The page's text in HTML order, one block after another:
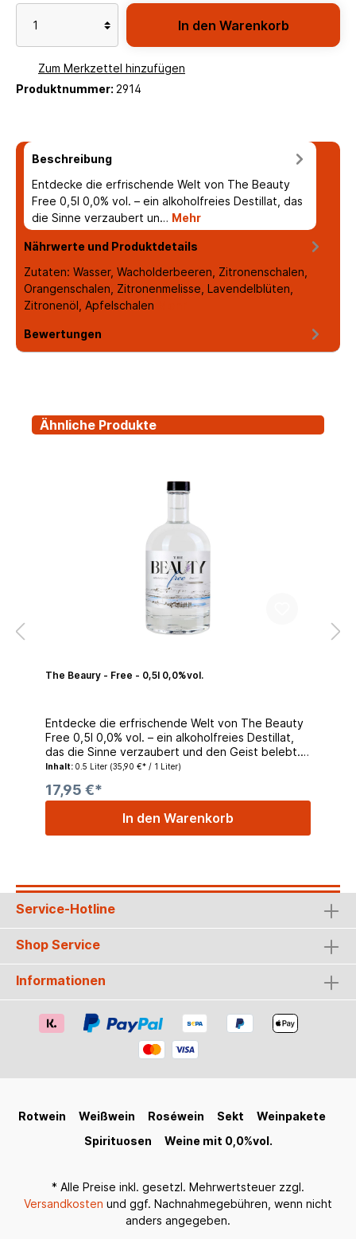
In den Warenkorb
Zum Merkzettel hinzufügen
Produktnummer: 2914
Beschreibung
Entdecke die erfrischende Welt von The Beauty
Free 0,5l 0,0% vol. – ein alkoholfreies Destillat, das
die Sinne verzaubert un… Mehr
Nährwerte und Produktdetails
Zutaten: Wasser, Wacholderbeeren, Zitronenschalen,
Orangenschalen, Zitronenmelisse, Lavendelblüten,
Zitronenöl, Apfelschalen
Bewertungen
Ähnliche Produkte
The Beaury - Free - 0,5l 0,0%vol.
Entdecke die erfrischende Welt von The Beauty
Free 0,5l 0,0% vol. – ein alkoholfreies Destillat,
das die Sinne verzaubert und den Geist belebt.
Hergestellt mit Sorgfalt und Leidenschaft, bringt
direkt zu dir nach Hause. Inspiriert von den
reichen Aromen der Region, vereint The Beauty
Free feinste BIO Botanicals zu einer
leichte Süße von Brennäpfeln rundet das
Geschmackserlebnis perfekt ab. Ob bei einem
Alternative für gesellige Anlässe – The Beauty
Free ist der ideale Begleiter für jeden Moment.
Genieße den vollen Geschmack, ohne
Kompromisse bei deinem Wohlbefinden
ohne Alkohol. Gönn dir eine Auszeit und genieße
jeden Schluck dieses einzigartigen Destillats – ein
wahres Geschenk der Natur für Körper und Geist.
Inhalt: 0.5 Liter (35,90 €* / 1 Liter)
17,95 €*
In den Warenkorb
Service-Hotline
Shop Service
Informationen
Rotwein Weißwein Roséwein Sekt
Weinpakete
Spirituosen
Weine mit 0,0%vol.
* Alle Preise inkl. gesetzl. Mehrwertsteuer zzgl.
Versandkosten und ggf. Nachnahmegebühren, wenn nicht
anders angegeben.